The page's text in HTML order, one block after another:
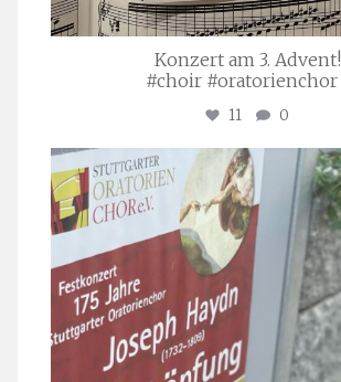
Konzert am 3. Advent!
#choir #oratorienchor
11 0
stuttgarter_oratorienchor
Juli 23